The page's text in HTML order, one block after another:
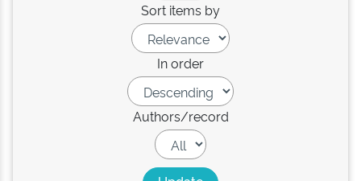
Sort items by
In order
Authors/record